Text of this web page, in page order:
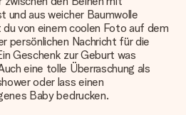
und aus weicher Baumwolle
von einem coolen Foto auf dem
persönlichen Nachricht für die
Geschenk zur Geburt was
eine tolle Überraschung als
oder lass einen
Baby bedrucken.